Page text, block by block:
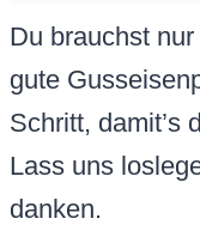
Du brauchst
gute
Schritt, damit’s
Lass uns
danken.